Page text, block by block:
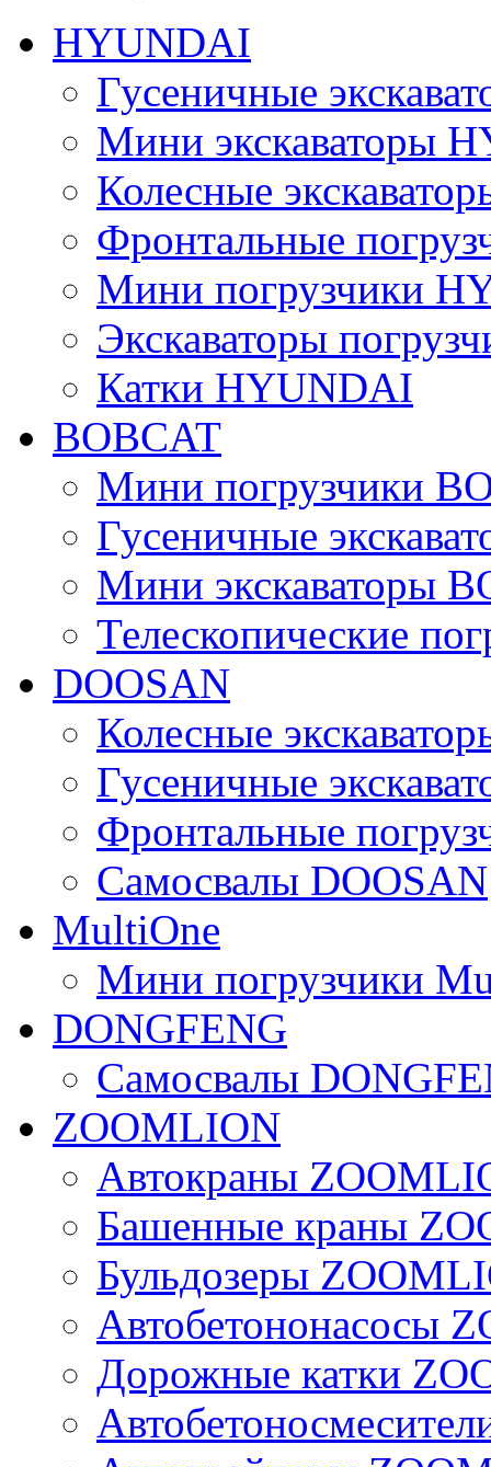
HYUNDAI
Гусеничные
Мини экскаваторы
Колесные
Фронтальные
Мини погрузчики
Экскаваторы
Катки HYUNDAI
BOBCAT
Мини погрузчики
Гусеничные
Мини экскаваторы
Телескопические
DOOSAN
Колесные
Гусеничные
Фронтальные
Самосвалы DOOSAN
MultiOne
Мини погрузчики
DONGFENG
Самосвалы
ZOOMLION
Автокраны
Башенные краны
Бульдозеры
Автобетононасосы
Дорожные катки